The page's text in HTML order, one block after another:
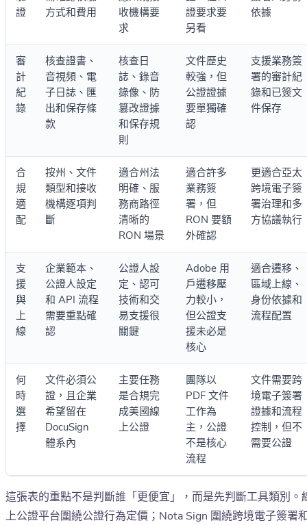
證
方式和費用
收機構要
求
證要求要
另看
依據
審
計
紀
錄
核查證書、
音視頻、電
子日誌、匯
出和保存條
款
核查日
誌、錄音
錄像、防
篡改證據
和保存規
則
文件歷史
較強，但
公證證據
要單獨確
認
支援業務簽
署的審計紀
錄和已簽文
件保存
合
規
適
配
按州、文件
類型和接收
機構逐項判
斷
適合州法
明確、服
務商路徑
清晰的
RON 場景
適合許多
業務簽
署，但
RON 要額
外確認
更適合亞太
跨境電子簽
署治理和多
方協議執行
支
援
與
上
線
企業範本、
公證人設定
和 API 流程
需要重點確
認
公證人設
定、認可
技術和交
易支援很
關鍵
Adobe 用
戶遷移壓
力較小，
但公證支
援未必是
核心
適合遷移、
區域上線、
身份依據和
流程配置
何
時
選
擇
文件必須公
證，且企業
希望留在
DocuSign
體系內
主要任務
是合規完
成美國線
上公證
團隊以
PDF 文件
工作為
主，公證
不是核心
流程
文件需要跨
境電子簽署
證據和流程
控制，但不
需要公證
這張表的重點不是判斷誰「更便宜」，而是先判斷工具類別。
上公證平台圍繞公證行為定價；Nota Sign 圍繞跨境電子簽署